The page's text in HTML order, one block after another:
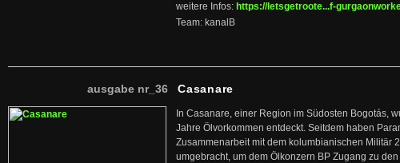
weitere Infos: https://letsgetroote...f-
Team: kanalB
ausgabe nr_36 Casanare
In Casanare, einer Region im Südosten Bogotás,
Jahre Ölvorkommen entdeckt. Seitdem haben
Zusammenarbeit mit dem kolumbianischen Militär
umgebracht, um dem Ölkonzern BP Zugang zu